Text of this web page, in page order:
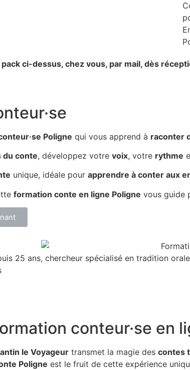
ci-dessus, chez vous, par mail, dès
Poligne qui vous apprend à raconter
du conte, développez votre voix, votre rythme
unique, idéale pour apprendre à conter aux
formation conte en ligne Poligne vous guide
25 ans, chercheur spécialisé en tradition
conteur·se en
le Voyageur transmet la magie des contes
Poligne est le fruit de cette expérience